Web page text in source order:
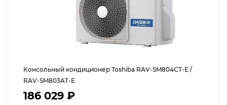
Консольный кондиционер Toshiba RAV-SM804CT-E /
RAV-SM803AT-E
186 029 ₽